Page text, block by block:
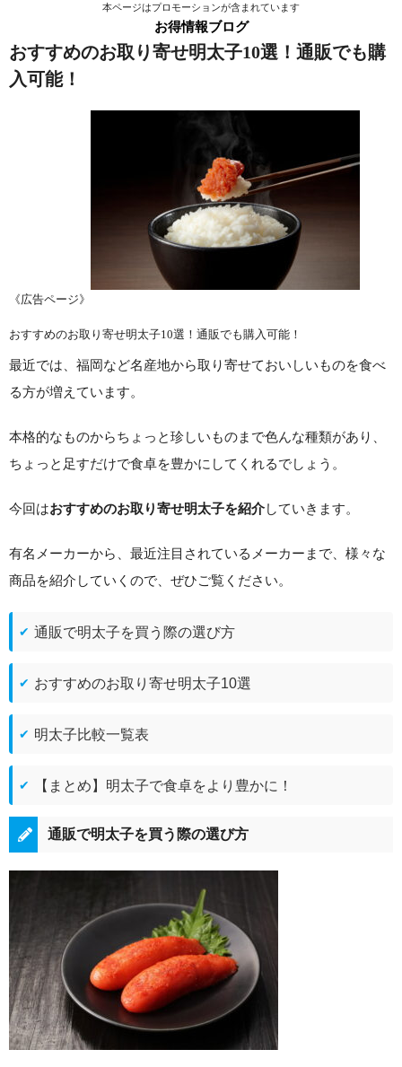
本ページはプロモーションが含まれています
お得情報ブログ
おすすめのお取り寄せ明太子10選！通販でも購
入可能！
《広告ページ》
おすすめのお取り寄せ明太子10選！通販でも購入可能！
最近では、福岡など名産地から取り寄せておいしいものを食べ
る方が増えています。
本格的なものからちょっと珍しいものまで色んな種類があり、
ちょっと足すだけで食卓を豊かにしてくれるでしょう。
今回はおすすめのお取り寄せ明太子を紹介していきます。
有名メーカーから、最近注目されているメーカーまで、様々な
商品を紹介していくので、ぜひご覧ください。
通販で明太子を買う際の選び方
おすすめのお取り寄せ明太子10選
明太子比較一覧表
【まとめ】明太子で食卓をより豊かに！
通販で明太子を買う際の選び方